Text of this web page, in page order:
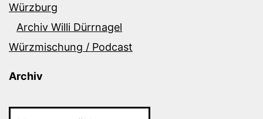
Würzburg
Archiv Willi Dürrnagel
Würzmischung / Podcast
Archiv